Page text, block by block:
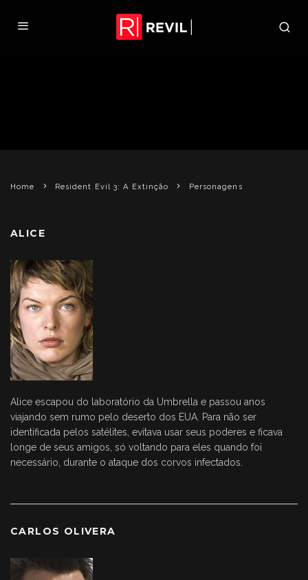
Home Resident Evil 3: A Extinção Personagens
ALICE
Alice escapou do laboratório da Umbrella e passou anos
viajando sem rumo pelo deserto dos EUA. Para não ser
identificada pelos satélites, evitava usar seus poderes e ficava
longe de seus amigos, só voltando para eles quando foi
necessário, durante o ataque dos corvos infectados.
CARLOS OLIVERA